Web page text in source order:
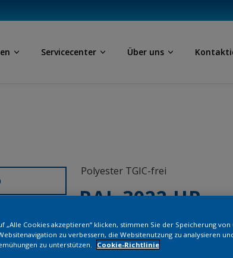
Servicecenter Über uns
Polyester TGIC-frei
RAL 3022 HR
SG222E
„Alle Cookies akzeptieren“ klicken, stimmen Sie der Speicherung
zu verbessern, die Websitenutzung zu analysieren
zu unterstützen.
Cookie-Richtlinie